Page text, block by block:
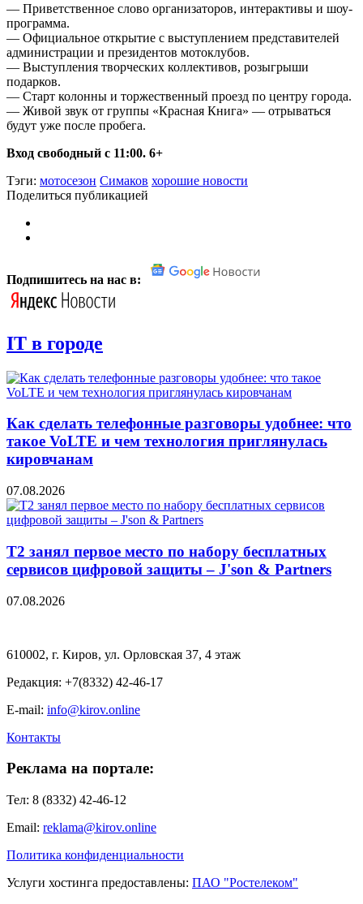
— Приветственное слово организаторов, интерактивы и шоу-
программа.
— Официальное открытие с выступлением представителей
администрации и президентов мотоклубов.
— Выступления творческих коллективов, розыгрыши
подарков.
— Старт колонны и торжественный проезд по центру города.
— Живой звук от группы «Красная Книга» — отрываться
будут уже после пробега.
Вход свободный с 11:00. 6+
Тэги: мотосезон Симаков хорошие новости
Поделиться публикацией
Подпишитесь на нас в:
IT в городе
Как сделать телефонные разговоры удобнее: что
такое VoLTE и чем технология приглянулась
кировчанам
07.08.2026
Т2 занял первое место по набору бесплатных
сервисов цифровой защиты – J'son & Partners
07.08.2026
610002, г. Киров, ул. Орловская 37, 4 этаж
Редакция: +7(8332) 42-46-17
E-mail: info@kirov.online
Контакты
Реклама на портале:
Тел: 8 (8332) 42-46-12
Email: reklama@kirov.online
Политика конфиденциальности
Услуги хостинга предоставлены: ПАО "Ростелеком"